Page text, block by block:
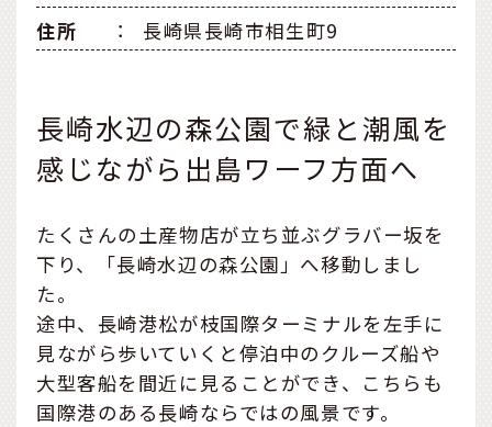
住所
： 長崎県長崎市相生町9
長崎水辺の森公園で緑と潮風を
感じながら出島ワーフ方面へ
たくさんの土産物店が立ち並ぶグラバー坂を
下り、「長崎水辺の森公園」へ移動しまし
た。
途中、長崎港松が枝国際ターミナルを左手に
見ながら歩いていくと停泊中のクルーズ船や
大型客船を間近に見ることができ、こちらも
国際港のある長崎ならではの風景です。